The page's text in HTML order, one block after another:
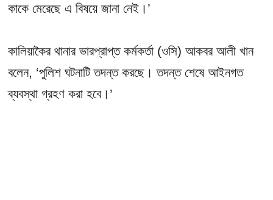
কাকে মেরেছে এ বিষয়ে জানা নেই।’
কালিয়াকৈর থানার ভারপ্রাপ্ত কর্মকর্তা (ওসি) আকবর আলী খান
বলেন, ‘পুলিশ ঘটনাটি তদন্ত করছে। তদন্ত শেষে আইনগত
ব্যবস্থা গ্রহণ করা হবে।’